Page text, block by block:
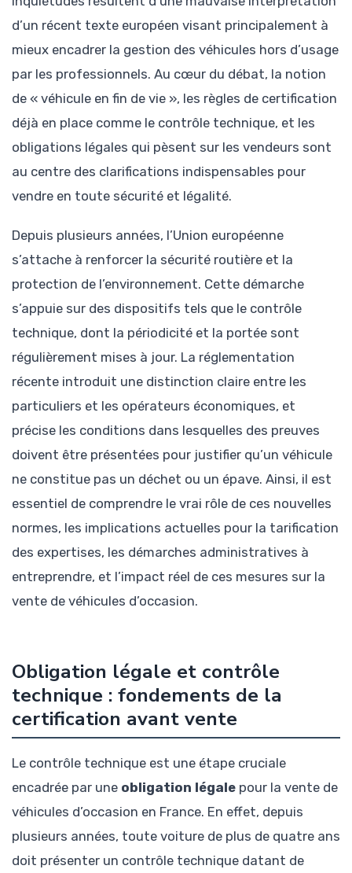
d’un récent texte européen visant principalement à
mieux encadrer la gestion des véhicules hors d’usage
par les professionnels. Au cœur du débat, la notion
de « véhicule en fin de vie », les règles de certification
déjà en place comme le contrôle technique, et les
obligations légales qui pèsent sur les vendeurs sont
au centre des clarifications indispensables pour
vendre en toute sécurité et légalité.
Depuis plusieurs années, l’Union européenne
s’attache à renforcer la sécurité routière et la
protection de l’environnement. Cette démarche
s’appuie sur des dispositifs tels que le contrôle
technique, dont la périodicité et la portée sont
régulièrement mises à jour. La réglementation
récente introduit une distinction claire entre les
particuliers et les opérateurs économiques, et
précise les conditions dans lesquelles des preuves
doivent être présentées pour justifier qu’un véhicule
ne constitue pas un déchet ou un épave. Ainsi, il est
essentiel de comprendre le vrai rôle de ces nouvelles
normes, les implications actuelles pour la tarification
des expertises, les démarches administratives à
entreprendre, et l’impact réel de ces mesures sur la
vente de véhicules d’occasion.
Obligation légale et contrôle
technique : fondements de la
certification avant vente
Le contrôle technique est une étape cruciale
encadrée par une obligation légale pour la vente de
véhicules d’occasion en France. En effet, depuis
plusieurs années, toute voiture de plus de quatre ans
doit présenter un contrôle technique datant de